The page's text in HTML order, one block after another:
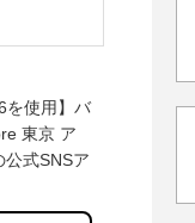
を使用】バ
東京 ア
公式SNSア